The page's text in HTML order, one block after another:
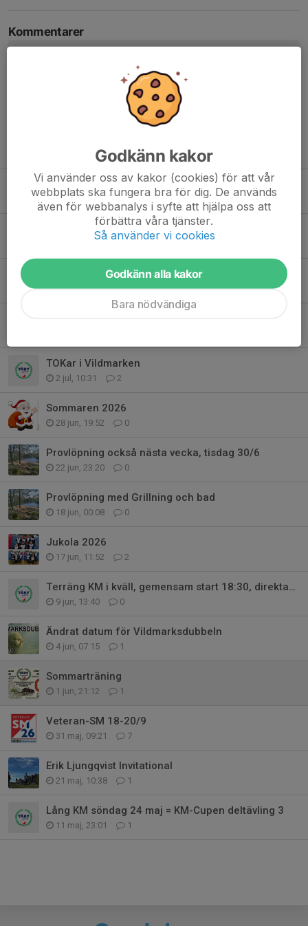
Kommentarer
Jättebra att du fixat det här Edvin. Ett litet tillägg är att
detta ersätter sommarintensiven som vi kört i många år,
och är ett svar på den feedback vi fått.
Utifall någon undrar var den tagit vägen.
Tidigare nyheter
Arrangörsfest Vildmarksdubbeln 2026
Idag, 12:59 0
Arenabygge torsdag 6/8 kl 17
Baka till Vildmarksdubbeln 8-9 augusti
29 jul, 19:36 8
TOKar i Vildmarken
2 jul, 10:31 2
Sommaren 2026
28 jun, 19:52 0
Provlöpning också nästa vecka, tisdag 30/6
22 jun, 23:20 0
Provlöpning med Grillning och bad
18 jun, 00:08 0
Jukola 2026
17 jun, 11:52 2
Terräng KM i kväll, gemensam start 18:30, direktanmälan OK
9 jun, 13:40 0
Ändrat datum för Vildmarksdubbeln
4 jun, 07:15 1
Sommarträning
1 jun, 21:12 1
Veteran-SM 18-20/9
31 maj, 09:21 7
Erik Ljungqvist Invitational
21 maj, 10:38 1
Lång KM söndag 24 maj = KM-Cupen deltävling 3
11 maj, 23:01 1
Godkänn kakor
Vi använder oss av kakor (cookies) för att vår
webbplats ska fungera bra för dig. De används
även för webbanalys i syfte att hjälpa oss att
förbättra våra tjänster.
Så använder vi cookies
Godkänn alla kakor
Bara nödvändiga